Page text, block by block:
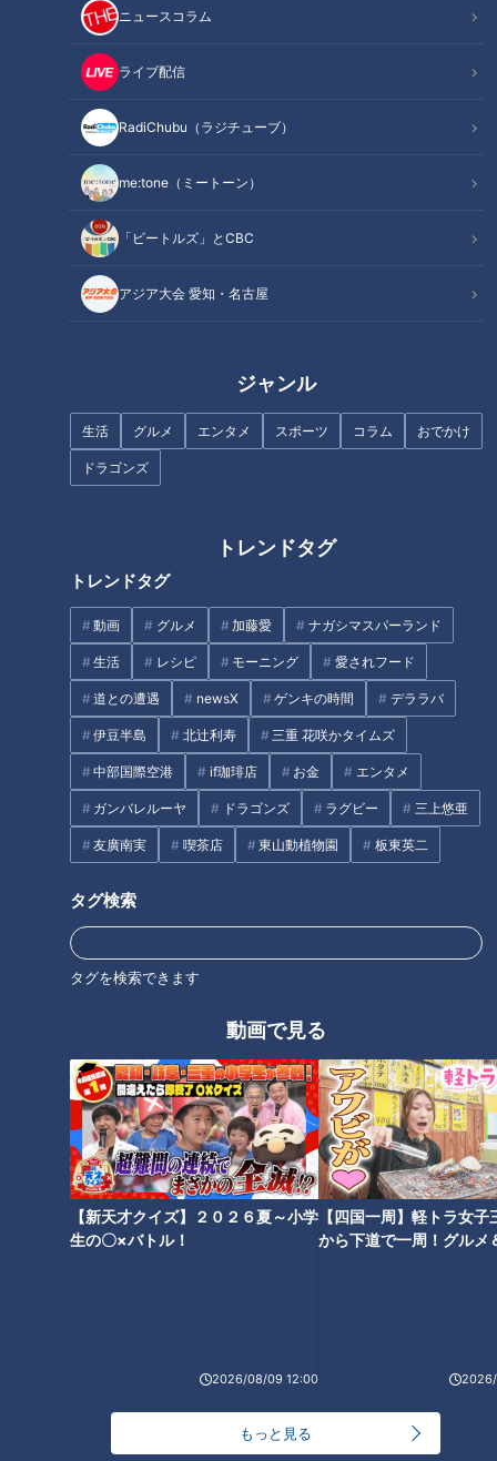
ニュースコラム
ライブ配信
RadiChubu（ラジチューブ）
me:tone（ミートーン）
「ビートルズ」とCBC
アジア大会 愛知・名古屋
ジャンル
生活 グルメ エンタメ スポーツ コラム おでかけ
ドラゴンズ
トレンドタグ
トレンドタグ
動画 グルメ 加藤愛 ナガシマスパーランド
生活 レシピ モーニング 愛されフード
道との遭遇 newsX ゲンキの時間 デララバ
伊豆半島 北辻利寿 三重 花咲かタイムズ
中部国際空港 if珈琲店 お金 エンタメ
ガンバレルーヤ ドラゴンズ ラグビー 三上悠亜
友廣南実 喫茶店 東山動植物園 板東英二
タグ検索
タグを検索できます
動画で見る
【新天才クイズ】２０２６夏～小学
生の〇×バトル！
2026/08/09 12:00
【四国一周】軽トラ女子
から下道で一周！グルメ
もっと見る
この記事を見たあなたへのおすすめ
ベンチ采配の“すき間”に潜んで
いた悪夢、井上竜まさかの開幕
べるべき東海3県の町中華とは
（前編）
デララバが調査！ 名古屋名物
「きしめん住よし」の人気メニ
ューランキングで1位に輝いたの
石井アナは中日、阪神どっちの
ほぼ三重・津市 白山町だけ愛さ
れフード『大海老フライ定食』
をいただきます！【愛されフー
女性が年収を公開すると成婚率
は“約2倍”？結婚相談所で起きて
いる“年収開示”のリアル
タグ
中日ドラゴンズ
サンドラを観られなかった全国のドラ友と共有したい番組のコト
スタジオ出演
週間